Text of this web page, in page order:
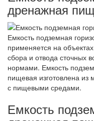
дренажная
Емкость подземная
применяется на
сбора и отвода сточных
нормами. Емкость
пищевая изготовлена из
с пищевыми средами.
Емкость